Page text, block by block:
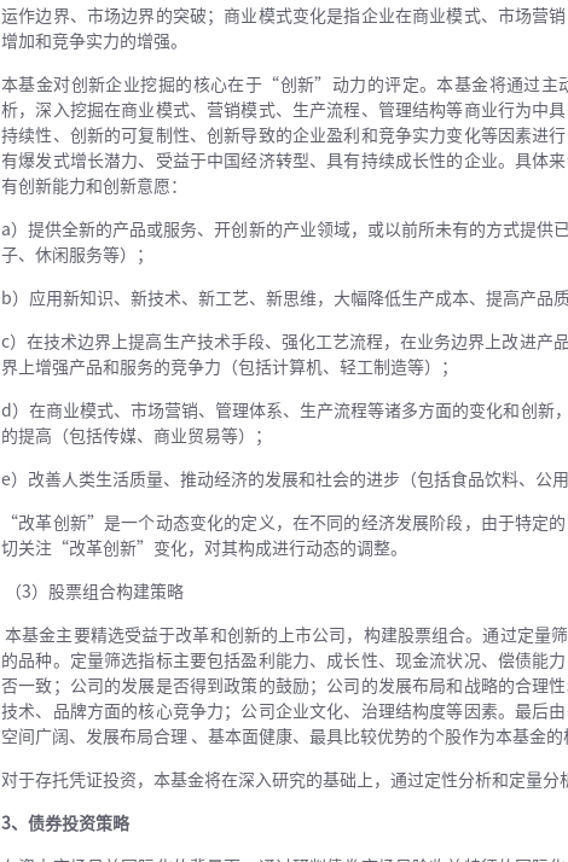
运作边界、市场边界的突破；商业模式变化是指企业在商业模式、市场营
增加和竞争实力的增强。
本基金对创新企业挖掘的核心在于“创新”动力的评定。本基金将通过主
析，深入挖掘在商业模式、营销模式、生产流程、管理结构等商业行为中
持续性、创新的可复制性、创新导致的企业盈利和竞争实力变化等因素
有爆发式增长潜力、受益于中国经济转型、具有持续成长性的企业。具
有创新能力和创新意愿：
a）提供全新的产品或服务、开创新的产业领域，或以前所未有的方式提供
子、休闲服务等）；
b）应用新知识、新技术、新工艺、新思维，大幅降低生产成本、提高产品
c）在技术边界上提高生产技术手段、强化工艺流程，在业务边界上改进产
界上增强产品和服务的竞争力（包括计算机、轻工制造等）；
d）在商业模式、市场营销、管理体系、生产流程等诸多方面的变化和创新
的提高（包括传媒、商业贸易等）；
e）改善人类生活质量、推动经济的发展和社会的进步（包括食品饮料、公
“改革创新”是一个动态变化的定义，在不同的经济发展阶段，由于特定
切关注“改革创新”变化，对其构成进行动态的调整。
（3）股票组合构建策略
本基金主要精选受益于改革和创新的上市公司，构建股票组合。通过定量
的品种。定量筛选指标主要包括盈利能力、成长性、现金流状况、偿债能
否一致；公司的发展是否得到政策的鼓励；公司的发展布局和战略的合理
技术、品牌方面的核心竞争力；公司企业文化、治理结构度等因素。最后
空间广阔、发展布局合理 、基本面健康、最具比较优势的个股作为本基金的
对于存托凭证投资，本基金将在深入研究的基础上，通过定性分析和定量分
3、债券投资策略